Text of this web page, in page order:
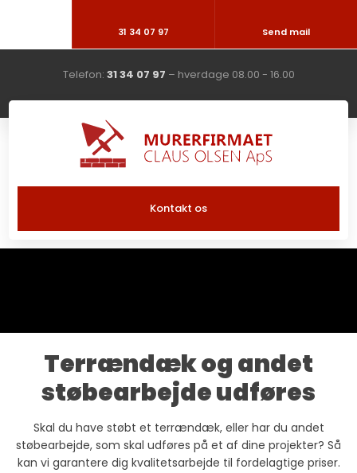
31 34 07 97 Send mail
Telefon: 31 34 07 97 – hverdage 08.00 - 16.00
Kontakt os​
Terrændæk og andet
støbearbejde udføres
Skal du have støbt et terrændæk, eller har du andet
støbearbejde, som skal udføres på et af dine projekter? Så
kan vi garantere dig kvalitetsarbejde til fordelagtige priser.